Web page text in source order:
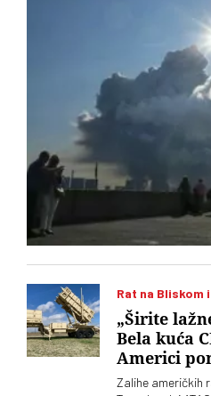
posledice po
Rat na Bliskom
„Širite
Bela kuća
Americi
Zalihe američkih